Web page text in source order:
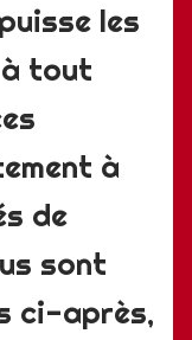
les
à tout
à
de
sont
ci-après,